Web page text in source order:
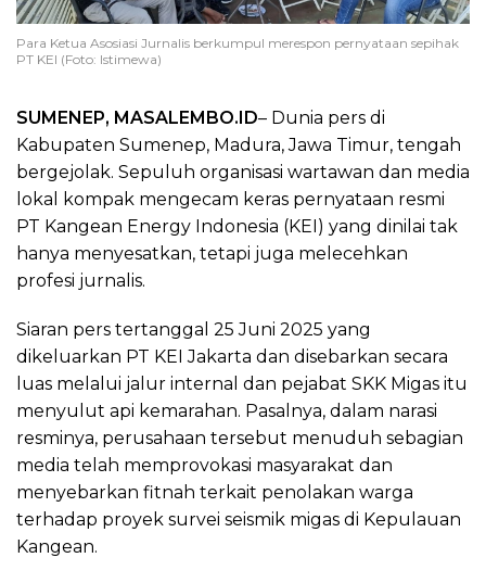
Para Ketua Asosiasi Jurnalis berkumpul merespon pernyataan sepihak
PT KEI (Foto: Istimewa)
SUMENEP, MASALEMBO.ID– Dunia pers di
Kabupaten Sumenep, Madura, Jawa Timur, tengah
bergejolak. Sepuluh organisasi wartawan dan media
lokal kompak mengecam keras pernyataan resmi
PT Kangean Energy Indonesia (KEI) yang dinilai tak
hanya menyesatkan, tetapi juga melecehkan
profesi jurnalis.
Siaran pers tertanggal 25 Juni 2025 yang
dikeluarkan PT KEI Jakarta dan disebarkan secara
luas melalui jalur internal dan pejabat SKK Migas itu
menyulut api kemarahan. Pasalnya, dalam narasi
resminya, perusahaan tersebut menuduh sebagian
media telah memprovokasi masyarakat dan
menyebarkan fitnah terkait penolakan warga
terhadap proyek survei seismik migas di Kepulauan
Kangean.